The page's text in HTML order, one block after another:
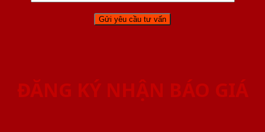
ĐĂNG KÝ NHẬN BÁO GIÁ